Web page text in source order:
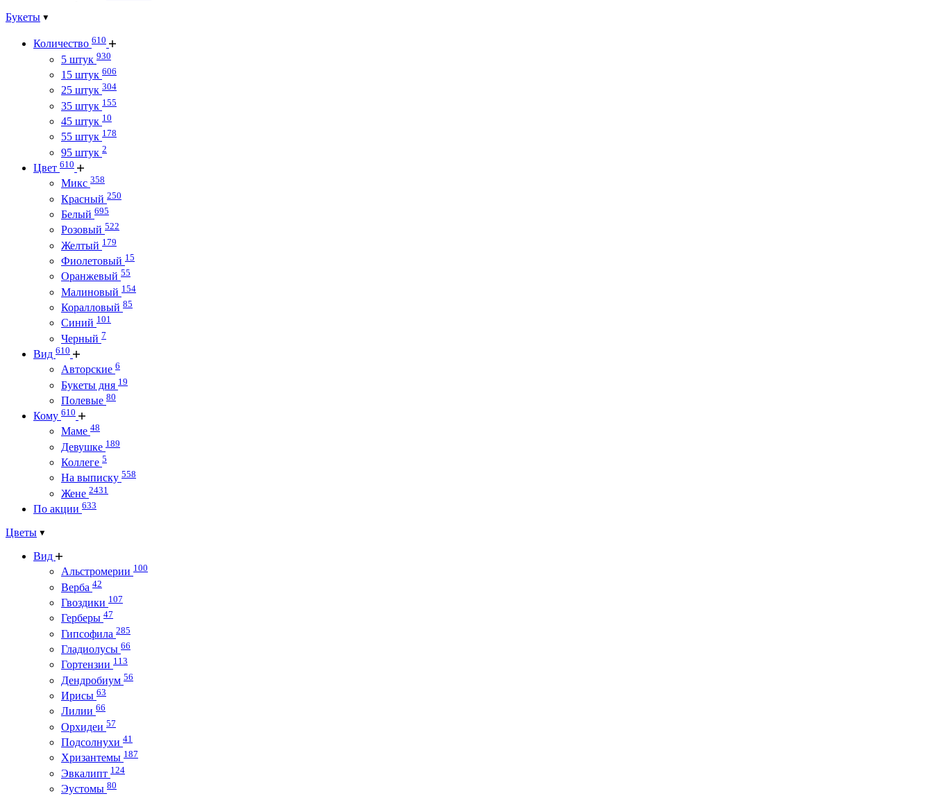
Букеты
Количество 610
5 штук 930
15 штук 606
25 штук 304
35 штук 155
45 штук 10
55 штук 178
95 штук 2
Цвет 610
Микс 358
Красный 250
Белый 695
Розовый 522
Желтый 179
Фиолетовый 15
Оранжевый 55
Малиновый 154
Коралловый 85
Синий 101
Черный 7
Вид 610
Авторские 6
Букеты дня 19
Полевые 80
Кому 610
Маме 48
Девушке 189
Коллеге 5
На выписку 558
Жене 2431
По акции 633
Цветы
Вид
Альстромерии 100
Верба 42
Гвоздики 107
Герберы 47
Гипсофила 285
Гладиолусы 66
Гортензии 113
Дендробиум 56
Ирисы 63
Лилии 66
Орхидеи 57
Подсолнухи 41
Хризантемы 187
Эвкалипт 124
Эустомы 80